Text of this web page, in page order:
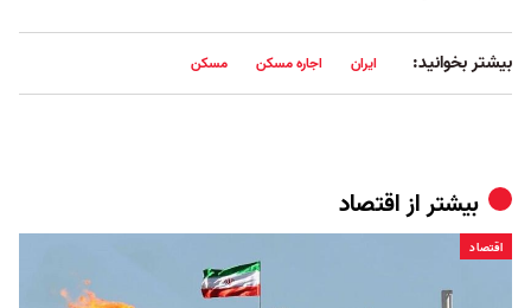
بیشتر بخوانید: ایران اجاره مسکن مسکن
بیشتر ازاقتصاد
اقتصاد